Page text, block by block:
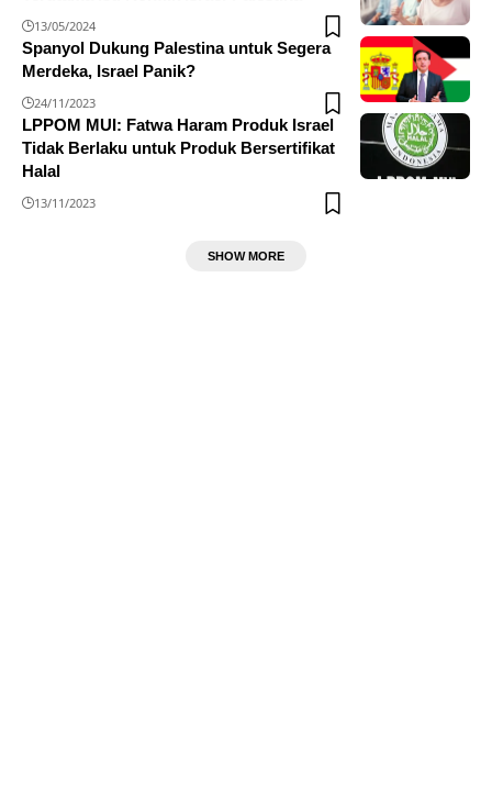
13/05/2024
Spanyol Dukung Palestina untuk Segera
Merdeka, Israel Panik?
24/11/2023
LPPOM MUI: Fatwa Haram Produk Israel
Tidak Berlaku untuk Produk Bersertifikat
Halal
13/11/2023
SHOW MORE